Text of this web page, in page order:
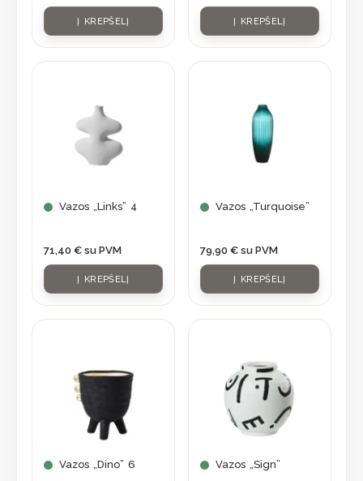
Į KREPŠELĮ Į KREPŠELĮ
Vazos „Links” 4
71,40 € su PVM
Į KREPŠELĮ
Vazos „Turquoise”
79,90 € su PVM
Į KREPŠELĮ
Vazos „Dino” 6 Vazos „Sign”